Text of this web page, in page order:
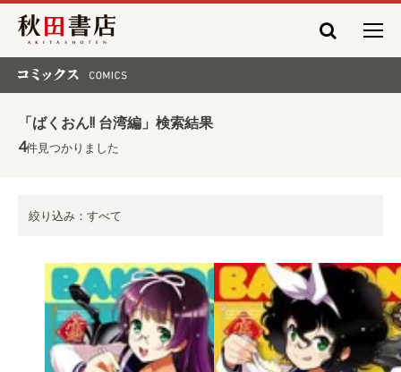
秋田書店
「ばくおん!! 台湾編」検索結果
4件見つかりました
絞り込み：すべて